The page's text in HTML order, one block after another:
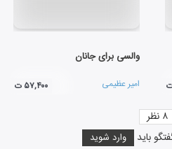
والسی برای جانان
امیر عظیمی ۵۷,۴۰۰ ت
باید وارد شوید
۸ نظر